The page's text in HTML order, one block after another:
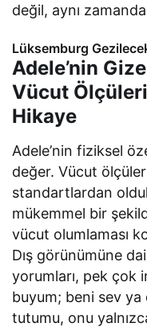
değil, aynı
Lüksemburg
Adele’nin
Vücut
Hikaye
Adele’nin fiziksel
değer. Vücut
standartlardan
mükemmel bir
vücut olumlaması
Dış görünümüne
yorumları, pek çok
buyum; beni sev ya
tutumu, onu